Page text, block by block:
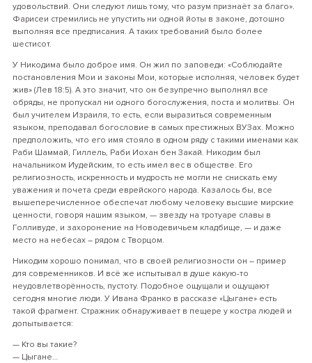
удовольствий. Они следуют лишь тому, что разум признаёт за благо».
Фарисеи стремились не упустить ни одной йоты в законе, дотошно
выполняя все предписания. А таких требований было более
шестисот.
У Никодима было доброе имя. Он жил по заповеди: «Соблюдайте
постановления Мои и законы Мои, которые исполняя, человек будет
жив» (Лев 18:5). А это значит, что он безупречно выполнял все
обряды, не пропускал ни одного богослужения, поста и молитвы. Он
был учителем Израиля, то есть, если выразиться современным
языком, преподавал богословие в самых престижных ВУЗах. Можно
предположить, что его имя стояло в одном ряду с такими именами как
Раби Шаммай, Гиллель, Раби Иохан бен Закай. Никодим был
начальником Иудейским, то есть имел вес в обществе. Его
религиозность, искренность и мудрость не могли не снискать ему
уважения и почета среди еврейского народа. Казалось бы, все
вышеперечисленное обеспечат любому человеку высшие мирские
ценности, говоря нашим языком, — звезду на тротуаре славы в
Голливуде, и захоронение на Новодевичьем кладбище, — и даже
место на небесах – рядом с Творцом.
Никодим хорошо понимал, что в своей религиозности он – пример
для современников. И всё же испытывал в душе какую-то
неудовлетворённость, пустоту. Подобное ощущали и ощущают
сегодня многие люди. У Ивана Франко в рассказе «Цыгане» есть
такой фрагмент. Стражник обнаруживает в пещере у костра людей и
допытывается:
— Кто вы такие?
— Цыгане…